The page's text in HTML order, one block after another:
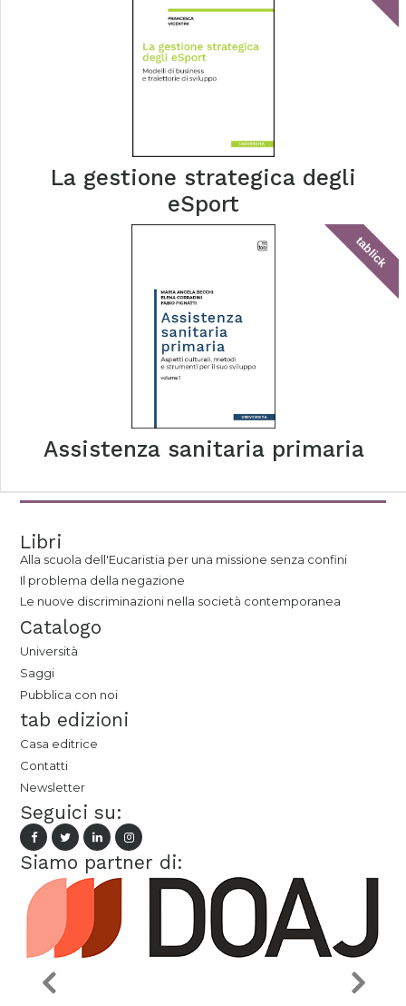
La gestione strategica degli
eSport
tablick
Assistenza sanitaria primaria
Libri
Alla scuola dell'Eucaristia per una missione senza confini
Il problema della negazione
Le nuove discriminazioni nella società contemporanea
Catalogo
Università
Saggi
Pubblica con noi
tab edizioni
Casa editrice
Contatti
Newsletter
Seguici su:
Siamo partner di: